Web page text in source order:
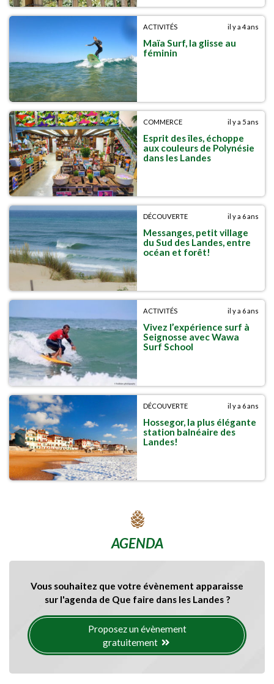
ACTIVITÉS il y a 4 ans
Maïa Surf, la glisse au
féminin
COMMERCE il y a 5 ans
Esprit des îles, échoppe
aux couleurs de Polynésie
dans les Landes
DÉCOUVERTE il y a 6 ans
Messanges, petit village
du Sud des Landes, entre
océan et forêt!
ACTIVITÉS il y a 6 ans
Vivez l’expérience surf à
Seignosse avec Wawa
Surf School
DÉCOUVERTE il y a 6 ans
Hossegor, la plus élégante
station balnéaire des
Landes!
AGENDA
Vous souhaitez que votre évènement apparaisse
sur l'agenda de Que faire dans les Landes ?
Proposez un évènement
gratuitement